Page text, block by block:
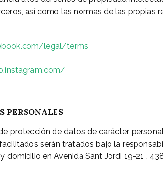
así como las normas de las propias
legal/terms
PERSONALES
protección de datos de carácter
serán tratados bajo la
domicilio en Avenida Sant Jordi 19-21 ,